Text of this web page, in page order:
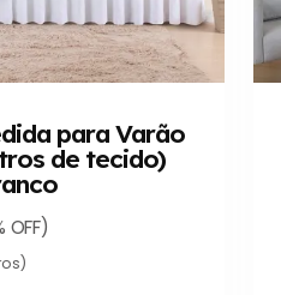
para Varão
de tecido)
OFF)